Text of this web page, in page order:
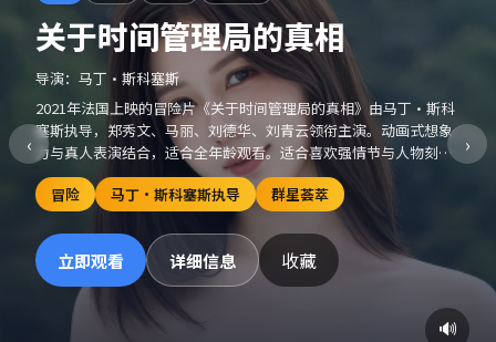
‹ ›
关于时间管理局的真相
导演： 马丁·斯科塞斯
2021年法国上映的冒险片《关于时间管理局的真相》由马丁·斯科
塞斯执导，郑秀文、马丽、刘德华、刘青云领衔主演。动画式想象
力与真人表演结合，适合全年龄观看。适合喜欢强情节与人物刻画
的观众收藏观看。
冒险
马丁·斯科塞斯执导 群星荟萃
立即观看 详细信息 收藏
🔊